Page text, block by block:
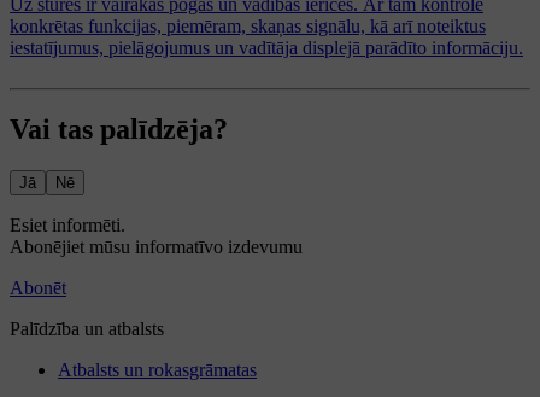
konkrētas funkcijas, piemēram, skaņas signālu, kā arī noteiktus
iestatījumus, pielāgojumus un vadītāja displejā parādīto informāciju.
Vai tas palīdzēja?
Jā Nē